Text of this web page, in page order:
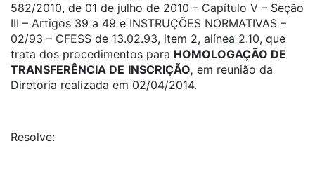
582/2010, de 01 de julho de 2010 – Capítulo V – Seção
III – Artigos 39 a 49 e INSTRUÇÕES NORMATIVAS –
02/93 – CFESS de 13.02.93, item 2, alínea 2.10, que
trata dos procedimentos para HOMOLOGAÇÃO DE
TRANSFERÊNCIA DE INSCRIÇÃO, em reunião da
Diretoria realizada em 02/04/2014.
Resolve: